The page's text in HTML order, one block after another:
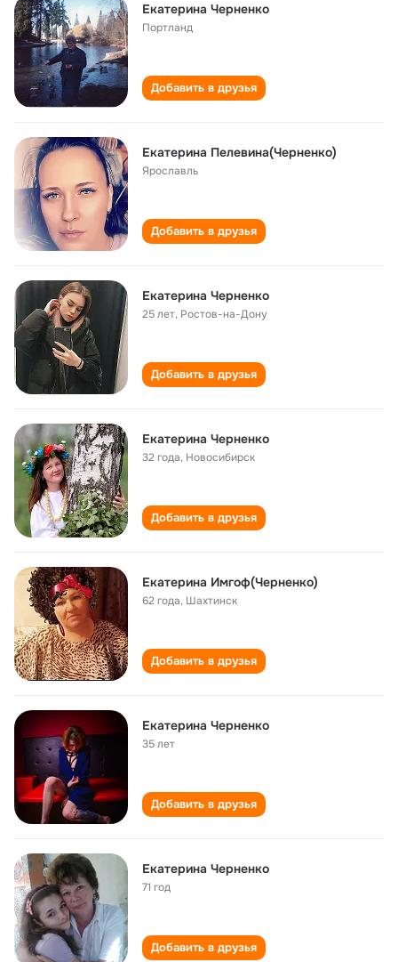
Екатерина Черненко
Портланд
Добавить в друзья
Екатерина Пелевина(Черненко)
Ярославль
Добавить в друзья
Екатерина Черненко
25 лет, Ростов-на-Дону
Добавить в друзья
Екатерина Черненко
32 года, Новосибирск
Добавить в друзья
Екатерина Имгоф(Черненко)
62 года, Шахтинск
Добавить в друзья
Екатерина Черненко
35 лет
Добавить в друзья
Екатерина Черненко
71 год
Добавить в друзья